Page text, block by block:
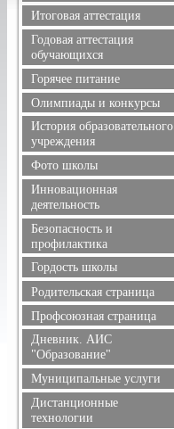
Расписание звонков
Расписание уроков
Режим питания
Итоговая аттестация
Годовая аттестация
обучающихся
Горячее питание
Олимпиады и конкурсы
Всероссийская олимпиада
школьников
Положения олимпиад и
конкурсов, результаты
История образовательного
учреждения
Фото школы
Инновационная
деятельность
Безопасность и
профилактика
Безопасность дорожного
движения
Информационная
безопасность
Здоровье
Профилактика терроризма
и экстремизма
Профилактика
правонарушений
Противопожарная
Гордость школы
Учителя
Ученики
Выпускники
Учителя, имеющие
государственные награды
Родительская страница
Профсоюзная страница
Дневник. АИС
"Образование"
Муниципальные услуги
Дистанционные
технологии